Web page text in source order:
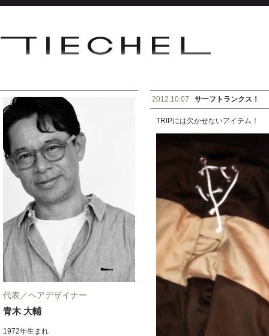
代表／ヘアデザイナー
青木 大輔
1972年生まれ
2012.10.07 サーフトランクス！
TRIPには欠かせないアイテム！